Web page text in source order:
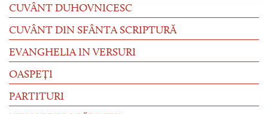
CUVÂNT DUHOVNICESC
CUVÂNT DIN SFÂNTA SCRIPTURĂ
EVANGHELIA IN VERSURI
OASPEȚI
PARTITURI